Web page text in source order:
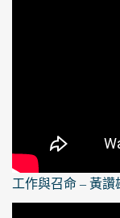
工作與召命 – 黃讚